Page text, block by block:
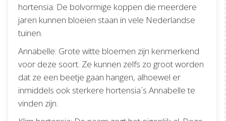
hortensia. De bolvormige koppen die meerdere
jaren kunnen bloeien staan in vele Nederlandse
tuinen.
Annabelle: Grote witte bloemen zijn kenmerkend
voor deze soort. Ze kunnen zelfs zo groot worden
dat ze een beetje gaan hangen, alhoewel er
inmiddels ook sterkere hortensia´s Annabelle te
vinden zijn.